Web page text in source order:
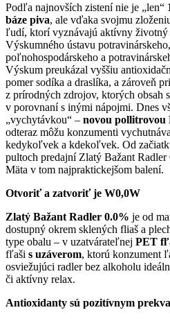
Podľa najnovších zistení nie je „len“
báze piva, ale vďaka svojmu
ľudí, ktorí vyznávajú aktívny životný
Výskumného ústavu
poľnohospodárskeho a
Výskum preukázal vyššiu
pomer sodíka a draslíka, a zároveň
z prírodných zdrojov, ktorých obsah
v porovnaní s inými nápojmi. Dnes
„vychytávkou“ – novou pollitrovou
odteraz môžu konzumenti
kedykoľvek a kdekoľvek. Od
pultoch predajní Zlatý Bažant
Mäta v tom najpraktickejšom balení.
Otvoriť a zatvoriť je W0,0W
Zlatý Bažant Radler 0.0% je od
dostupný okrem sklených fliaš a
type obalu – v uzatvárateľnej PET
fľaši s uzáverom, ktorú konzument
osviežujúci radler bez alkoholu
či aktívny relax.
Antioxidanty sú pozitívnym